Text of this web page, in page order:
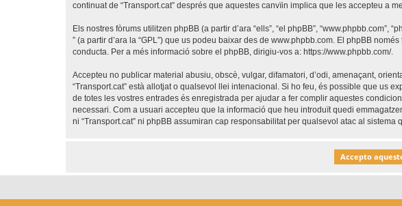
continuat de “Transport.cat” després que aquestes canvïin implica que les accepteu a
Els nostres fòrums utilitzen phpBB (a partir d’ara “ells”, “el phpBB”, “www.phpbb.com”,
” (a partir d’ara la “GPL”) que us podeu baixar des de www.phpbb.com. El phpBB
conducta. Per a més informació sobre el phpBB, dirigiu-vos a: https://www.phpbb.com/.
Accepteu no publicar material abusiu, obscè, vulgar, difamatori, d’odi, amenaçant,
“Transport.cat” està allotjat o qualsevol llei intenacional. Si ho feu, és possible que us
de totes les vostres entrades és enregistrada per ajudar a fer complir aquestes
necessari. Com a usuari accepteu que la informació que heu introduït quedi
ni “Transport.cat” ni phpBB assumiran cap responsabilitat per qualsevol atac al sistema